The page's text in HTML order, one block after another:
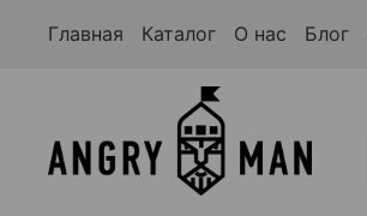
Главная Каталог О нас Блог